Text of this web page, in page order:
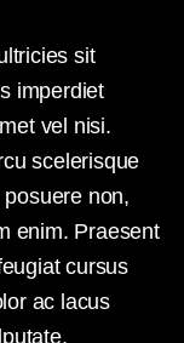
sit
imperdiet
vel nisi.
scelerisque
non,
enim. Praesent
cursus
ac lacus